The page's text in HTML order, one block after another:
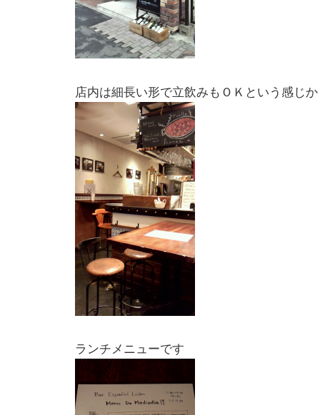
店内は細長い形で立飲みもＯＫという感じ
ランチメニューです